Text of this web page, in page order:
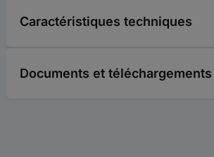
Caractéristiques techniques
Documents et téléchargements